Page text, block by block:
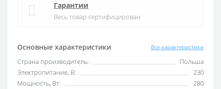
Основные характеристики Все характеристики
Страна производитель:
Польша
Электропитание, В:
230
Мощность, Вт:
280
Гарантии
Весь товар сертифицирован